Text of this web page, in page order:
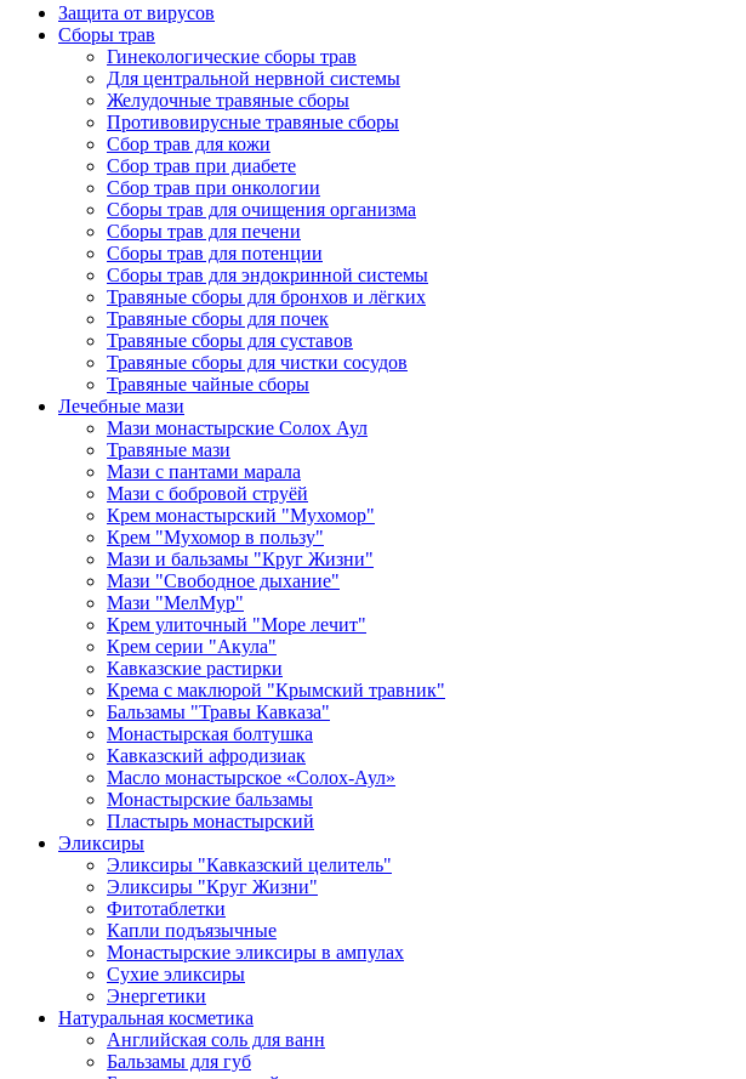
Защита от вирусов
Сборы трав
Гинекологические сборы трав
Для центральной нервной системы
Желудочные травяные сборы
Противовирусные травяные сборы
Сбор трав для кожи
Сбор трав при диабете
Сбор трав при онкологии
Сборы трав для очищения организма
Сборы трав для печени
Сборы трав для потенции
Сборы трав для эндокринной системы
Травяные сборы для бронхов и лёгких
Травяные сборы для почек
Травяные сборы для суставов
Травяные сборы для чистки сосудов
Травяные чайные сборы
Лечебные мази
Мази монастырские Солох Аул
Травяные мази
Мази с пантами марала
Мази с бобровой струёй
Крем монастырский "Мухомор"
Крем "Мухомор в пользу"
Мази и бальзамы "Круг Жизни"
Мази "Свободное дыхание"
Мази "МелМур"
Крем улиточный "Море лечит"
Крем серии "Акула"
Кавказские растирки
Крема с маклюрой "Крымский травник"
Бальзамы "Травы Кавказа"
Монастырская болтушка
Кавказский афродизиак
Масло монастырское «Солох-Аул»
Монастырские бальзамы
Пластырь монастырский
Эликсиры
Эликсиры "Кавказский целитель"
Эликсиры "Круг Жизни"
Фитотаблетки
Капли подъязычные
Монастырские эликсиры в ампулах
Сухие эликсиры
Энергетики
Натуральная косметика
Английская соль для ванн
Бальзамы для губ